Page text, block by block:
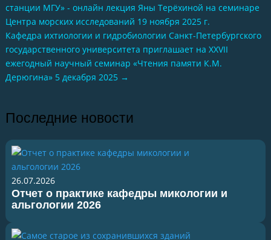
станции МГУ» - онлайн лекция Яны Терёхиной на семинаре
Центра морских исследований 19 ноября 2025 г.
Кафедра ихтиологии и гидробиологии Санкт-Петербургского
государственного университета приглашает на XXVII
ежегодный научный семинар «Чтения памяти К.М.
Дерюгина» 5 декабря 2025→
Последние новости
26.07.2026
Отчет о практике кафедры микологии и
альгологии 2026